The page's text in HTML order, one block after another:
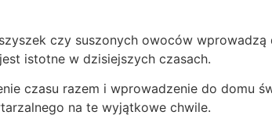
czy suszonych owoców wprowadzą
istotne w dzisiejszych czasach.
czasu razem i wprowadzenie do domu
na te wyjątkowe chwile.